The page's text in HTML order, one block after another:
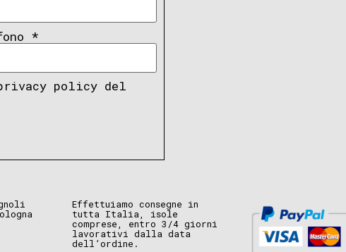
*
policy del
Effettuiamo consegne in
tutta Italia, isole
comprese, entro 3/4 giorni
lavorativi dalla data
dell’ordine.